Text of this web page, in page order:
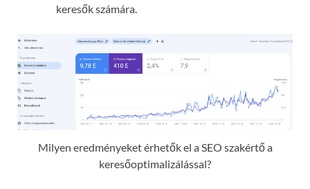
keresők számára.
Milyen eredményeket érhetők el a SEO szakértő a
keresőoptimalizálással?